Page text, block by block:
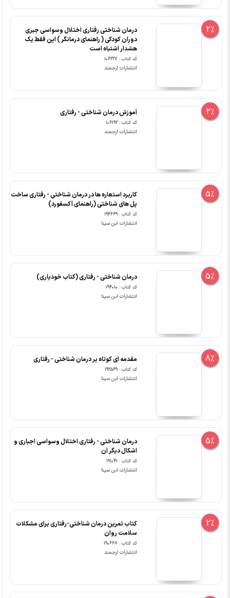
2%
درمان شناختی رفتاری اختلال وسواسی جبری
دوران کودکی ( راهنمای درمانگر ) این فقط یک
هشدار اشتباه است
کد کتاب : 106227
انتشارات ارجمند
2% آموزش درمان شناختی - رفتاری
کد کتاب : 106192
انتشارات ارجمند
5%
کاربرد استعاره ها در درمان شناختی - رفتاری ساخت
پل های شناختی (راهنمای آکسفورد)
کد کتاب : 194669
انتشارات ابن سینا
5% درمان شناختی - رفتاری (کتاب خودیاری)
کد کتاب : 194010
انتشارات ابن سینا
8% مقدمه ای کوتاه بر درمان شناختی - رفتاری
کد کتاب : 192569
انتشارات ابن سینا
5%
درمان شناختی - رفتاری اختلال وسواسی اجباری و
اشکال دیگر آن
کد کتاب : 191041
انتشارات ابن سینا
2%
کتاب تمرین درمان شناختی-رفتاری برای مشکلات
سلامت روان
کد کتاب : 190668
انتشارات ارجمند